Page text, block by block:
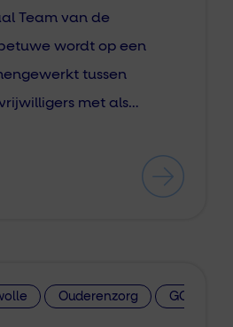
Team van de
wordt op een
tussen
met als…
Ouderenzorg GGZ